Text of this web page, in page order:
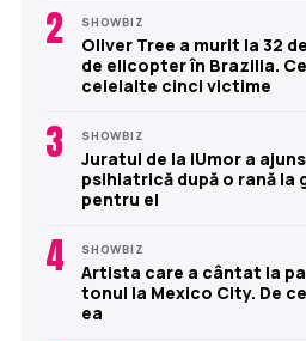
2 SHOWBIZ
Oliver Tree a murit la 32
de elicopter în Brazilia.
celelalte cinci victime
3 SHOWBIZ
Juratul de la iUmor a
psihiatrică după o rană la
pentru el
4 SHOWBIZ
Artista care a cântat la
tonul la Mexico City. De
ea